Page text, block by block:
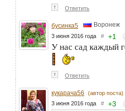
↑ Ответить
бусинка5 Воронеж
3 июня 2016 года # +1
У нас сад каждый
↑ Ответить
кукарача56 (автор поста)
3 июня 2016 года # +3